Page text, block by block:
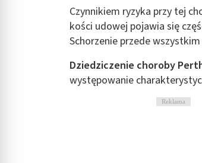
Czynnikiem ryzyka przy tej
kości udowej pojawia się
Schorzenie przede
Dziedziczenie choroby
występowanie
Reklama
Rozumienie odbiorców dzięki statystyce lub
Rozwój i ulepszanie usług
Wykorzystywanie ograniczonych danych do
Funkcje specjalne IAB:
Użycie dokładnych danych geolokalizacyjnych